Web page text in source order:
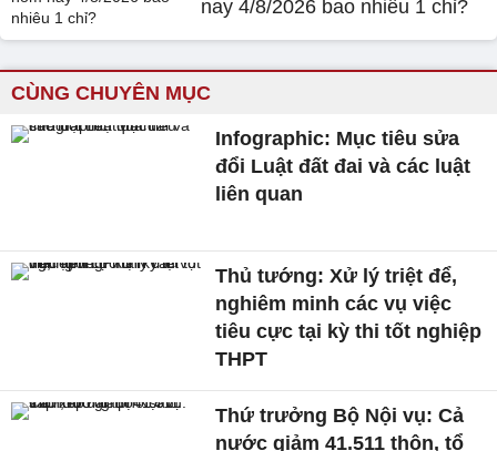
nay 4/8/2026 bao nhiêu 1 chỉ?
CÙNG CHUYÊN MỤC
Infographic: Mục tiêu sửa
đổi Luật đất đai và các luật
liên quan
Thủ tướng: Xử lý triệt để,
nghiêm minh các vụ việc
tiêu cực tại kỳ thi tốt nghiệp
THPT
Thứ trưởng Bộ Nội vụ: Cả
nước giảm 41.511 thôn, tổ